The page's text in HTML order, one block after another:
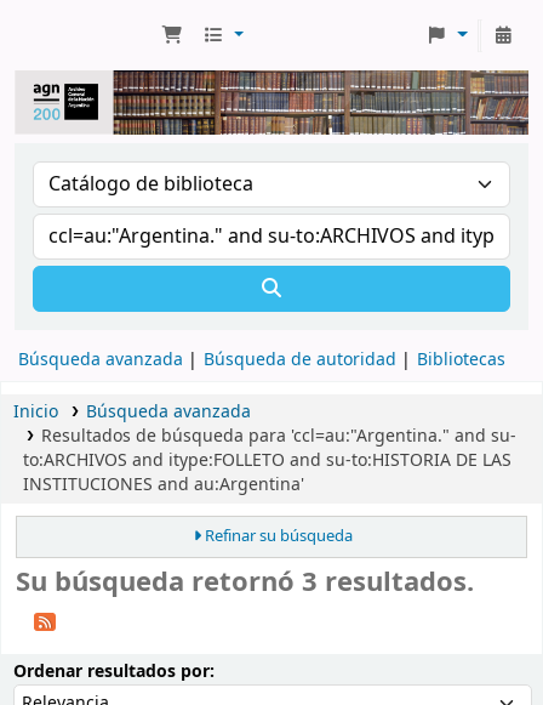
Búsqueda avanzada Búsqueda de autoridad Bibliotecas
Inicio
Búsqueda avanzada
Resultados de búsqueda para 'ccl=au:"Argentina." and su-
to:ARCHIVOS and itype:FOLLETO and su-to:HISTORIA DE LAS
INSTITUCIONES and au:Argentina'
Refinar su búsqueda
Su búsqueda retornó 3 resultados.
Ordenar resultados por: